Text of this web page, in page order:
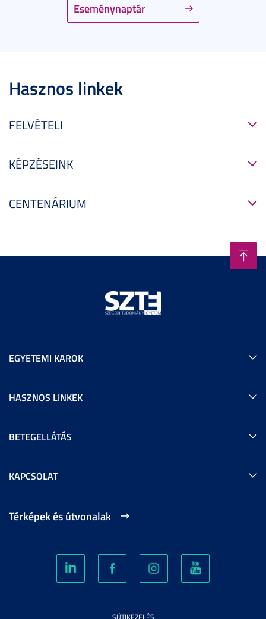
Eseménynaptár
Hasznos linkek
FELVÉTELI
KÉPZÉSEINK
CENTENÁRIUM
EGYETEMI KAROK
HASZNOS LINKEK
BETEGELLÁTÁS
KAPCSOLAT
Térképek és útvonalak